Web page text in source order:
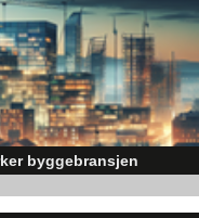
byggebransjen
Byggebransjen er spesielt